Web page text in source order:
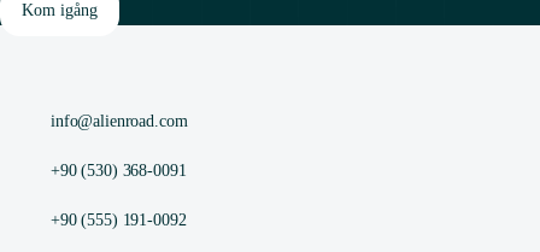
Kom igång
info@alienroad.com
+90 (530) 368-0091
+90 (555) 191-0092